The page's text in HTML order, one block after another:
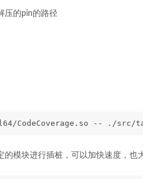
压的pin的路径
CodeCoverage.so -- ./
模块进行插桩，可以加快速度，也